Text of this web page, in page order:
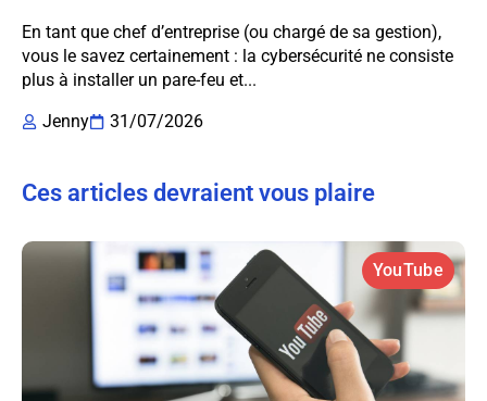
En tant que chef d’entreprise (ou chargé de sa gestion),
vous le savez certainement : la cybersécurité ne consiste
plus à installer un pare-feu et...
Jenny
31/07/2026
Ces articles devraient vous plaire
YouTube